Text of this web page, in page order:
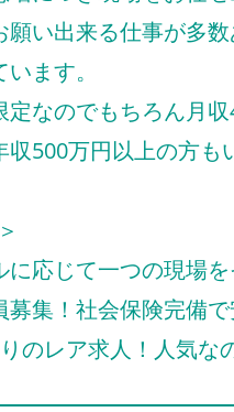
願い出来る仕事が多
ます。
定なのでもちろん月
収500万円以上の方も
に応じて一つの現場
募集！社会保険完備
りのレア求人！人気